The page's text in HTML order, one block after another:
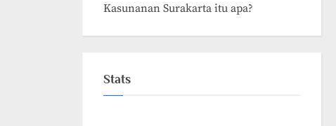
Kasunanan Surakarta itu apa?
Stats